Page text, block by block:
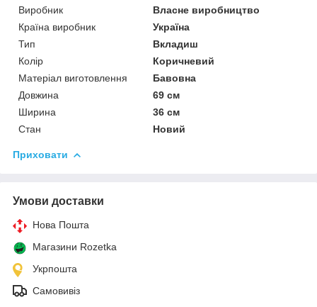
Виробник
Власне виробництво
Країна виробник
Україна
Тип
Вкладиш
Колір
Коричневий
Матеріал виготовлення
Бавовна
Довжина
69 см
Ширина
36 см
Стан
Новий
Приховати
Умови доставки
Нова Пошта
Магазини Rozetka
Укрпошта
Самовивіз